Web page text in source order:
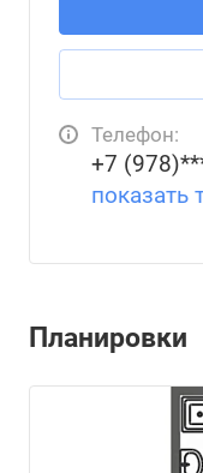
Телефон:
+7
показать
Планировки